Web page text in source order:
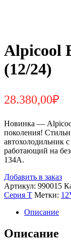
Alpicool
(12/24)
28.380,00₽
Новинка —
поколения!
автохолодильник
работающий на
134A.
Добавить в заказ
Артикул: 990015
Серия T Метки:
Описание
Описание